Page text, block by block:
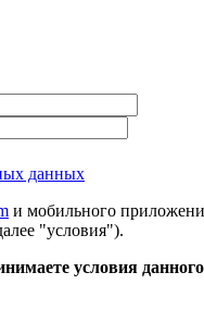
данных
и мобильного
"условия").
условия